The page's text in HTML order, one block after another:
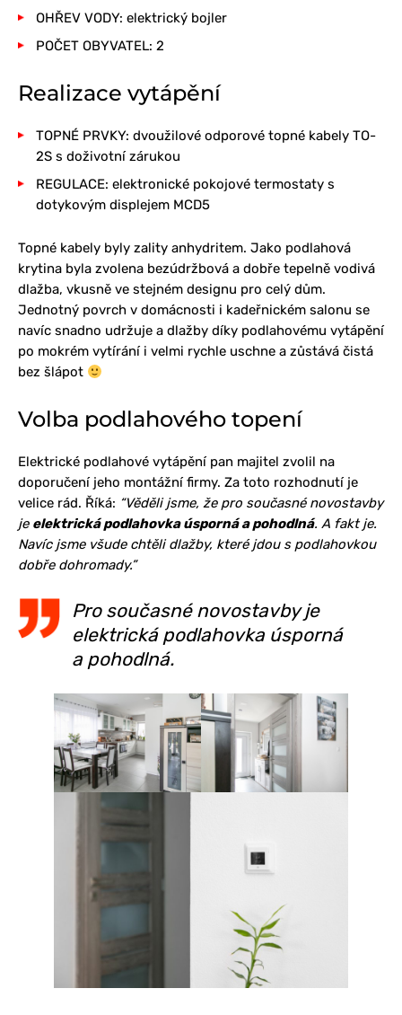
OHŘEV VODY: elektrický bojler
POČET OBYVATEL: 2
Realizace vytápění
TOPNÉ PRVKY: dvoužilové odporové topné kabely TO-
2S s doživotní zárukou
REGULACE: elektronické pokojové termostaty s
dotykovým displejem MCD5
Topné kabely byly zality anhydritem. Jako podlahová
krytina byla zvolena bezúdržbová a dobře tepelně vodivá
dlažba, vkusně ve stejném designu pro celý dům.
Jednotný povrch v domácnosti i kadeřnickém salonu se
navíc snadno udržuje a dlažby díky podlahovému vytápění
po mokrém vytírání i velmi rychle uschne a zůstává čistá
bez šlápot
Volba podlahového topení
Elektrické podlahové vytápění pan majitel zvolil na
doporučení jeho montážní firmy. Za toto rozhodnutí je
velice rád. Říká: “Věděli jsme, že pro současné novostavby
je elektrická podlahovka úsporná a pohodlná. A fakt je.
Navíc jsme všude chtěli dlažby, které jdou s podlahovkou
dobře dohromady.”
Pro současné novostavby je
elektrická podlahovka úsporná
a pohodlná.